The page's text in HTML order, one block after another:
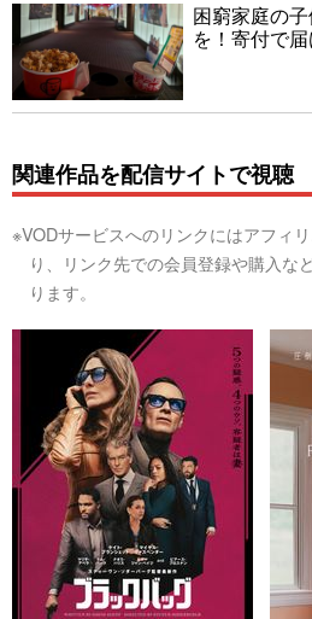
困窮家庭の
を！寄付で
関連作品を配信サイトで視聴
※VODサービスへのリンクにはアフィ
り、リンク先での会員登録や購入な
ります。